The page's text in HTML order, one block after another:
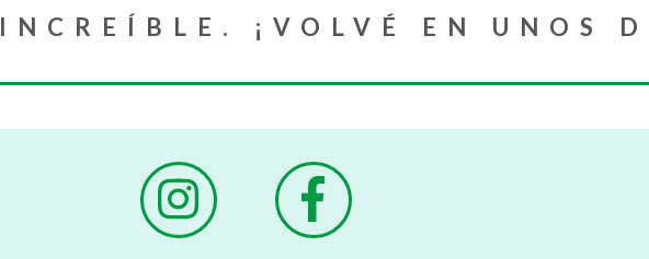
¡VOLVÉ EN UNOS